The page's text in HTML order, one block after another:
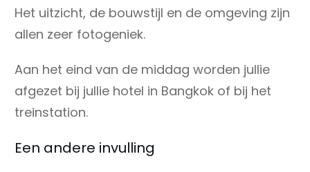
Het uitzicht, de bouwstijl en de omgeving zijn
allen zeer fotogeniek.
Aan het eind van de middag worden jullie
afgezet bij jullie hotel in Bangkok of bij het
treinstation.
Een andere invulling